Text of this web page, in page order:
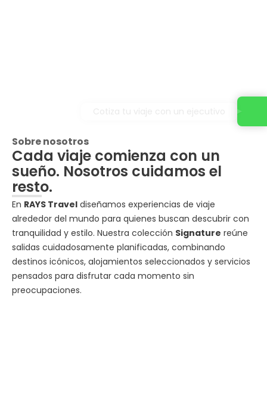
Sobre nosotros
Cada viaje comienza con un
sueño. Nosotros cuidamos el
resto.
En RAYS Travel diseñamos experiencias de viaje
alrededor del mundo para quienes buscan descubrir con
tranquilidad y estilo. Nuestra colección Signature reúne
salidas cuidadosamente planificadas, combinando
destinos icónicos, alojamientos seleccionados y servicios
pensados para disfrutar cada momento sin
preocupaciones.